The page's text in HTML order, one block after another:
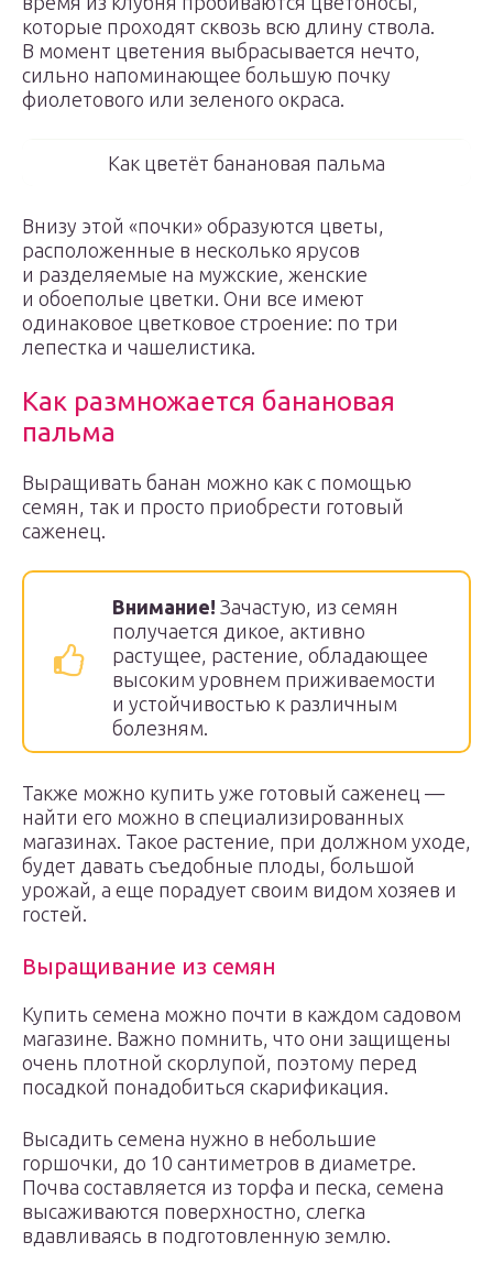
которые проходят сквозь всю длину ствола.
В момент цветения выбрасывается нечто,
сильно напоминающее большую почку
фиолетового или зеленого окраса.
Как цветёт банановая пальма
Внизу этой «почки» образуются цветы,
расположенные в несколько ярусов
и разделяемые на мужские, женские
и обоеполые цветки. Они все имеют
одинаковое цветковое строение: по три
лепестка и чашелистика.
Как размножается банановая
пальма
Выращивать банан можно как с помощью
семян, так и просто приобрести готовый
саженец.
Внимание! Зачастую, из семян
получается дикое, активно
растущее, растение, обладающее
высоким уровнем приживаемости
и устойчивостью к различным
болезням.
Также можно купить уже готовый саженец —
найти его можно в специализированных
магазинах. Такое растение, при должном уходе,
будет давать съедобные плоды, большой
урожай, а еще порадует своим видом хозяев и
гостей.
Выращивание из семян
Купить семена можно почти в каждом садовом
магазине. Важно помнить, что они защищены
очень плотной скорлупой, поэтому перед
посадкой понадобиться скарификация.
Высадить семена нужно в небольшие
горшочки, до 10 сантиметров в диаметре.
Почва составляется из торфа и песка, семена
высаживаются поверхностно, слегка
вдавливаясь в подготовленную землю.